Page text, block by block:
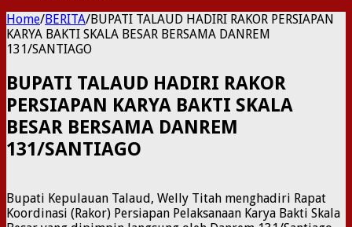
Home/BERITA/BUPATI TALAUD HADIRI RAKOR PERSIAPAN
KARYA BAKTI SKALA BESAR BERSAMA DANREM
131/SANTIAGO
BUPATI TALAUD HADIRI RAKOR
PERSIAPAN KARYA BAKTI SKALA
BESAR BERSAMA DANREM
131/SANTIAGO
Bupati Kepulauan Talaud, Welly Titah menghadiri Rapat
Koordinasi (Rakor) Persiapan Pelaksanaan Karya Bakti Skala